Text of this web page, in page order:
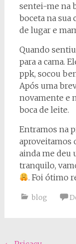
sentei-me na
boceta na sua
de lugar e
Quando
para a cama.
ppk, socou
Após uma
novamente e
boca de leite.
Entramos na
aproveitamos
ainda me deu
tranquilo,
. Foi ótimo
blog